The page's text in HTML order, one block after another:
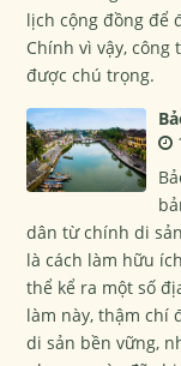
lịch cộng đồng để
Chính vì vậy,
được chú trọng.
dân từ chính di
là cách làm hữu
thể kể ra một số
làm này, thậm chí
di sản bền vững,